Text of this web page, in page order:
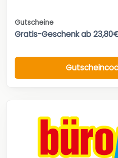
Gutscheine
Gratis-Geschenk ab